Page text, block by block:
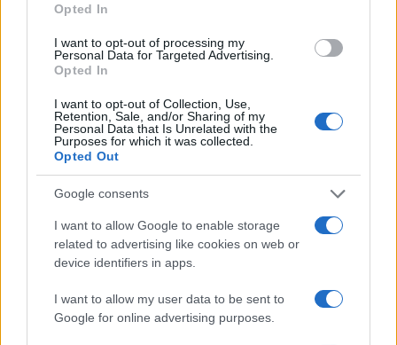
Opted In
I want to opt-out of processing my
Personal Data for Targeted Advertising.
Opted In
I want to opt-out of Collection, Use,
Retention, Sale, and/or Sharing of my
Personal Data that Is Unrelated with the
Purposes for which it was collected.
Opted Out
Google consents
I want to allow Google to enable storage
related to advertising like cookies on web or
device identifiers in apps.
I want to allow my user data to be sent to
Google for online advertising purposes.
Entra nel canale telegram di
GalluraOggi.it
i tuoi video e le tue foto
Su WhatsApp al numero +39
345 356 7512
Ricevi le nostre ultime news